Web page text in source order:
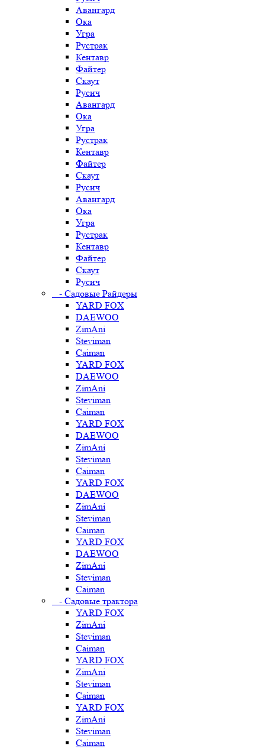
Авангард
Ока
Угра
Рустрак
Кентавр
Файтер
Скаут
Русич
Авангард
Ока
Угра
Рустрак
Кентавр
Файтер
Скаут
Русич
Авангард
Ока
Угра
Рустрак
Кентавр
Файтер
Скаут
Русич
- Садовые Райдеры
YARD FOX
DAEWOO
ZimAni
Steviman
Caiman
YARD FOX
DAEWOO
ZimAni
Steviman
Caiman
YARD FOX
DAEWOO
ZimAni
Steviman
Caiman
YARD FOX
DAEWOO
ZimAni
Steviman
Caiman
YARD FOX
DAEWOO
ZimAni
Steviman
Caiman
- Садовые трактора
YARD FOX
ZimAni
Steviman
Caiman
YARD FOX
ZimAni
Steviman
Caiman
YARD FOX
ZimAni
Steviman
Caiman